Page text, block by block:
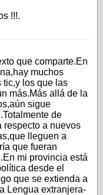
!!!.
que comparte.En
muchos
tic,y los que las
más.Más allá de la
sigue
de
respecto a nuevos
lleguen a
que fueran
mi provincia está
desde el
que se extienda a
Lengua extranjera-